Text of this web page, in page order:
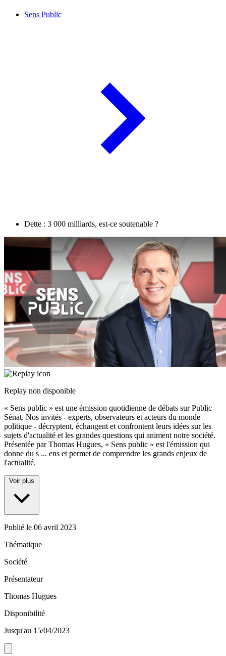
Sens Public
Dette : 3 000 milliards, est-ce soutenable ?
Replay non disponible
« Sens public » est une émission quotidienne de débats sur Public
Sénat. Nos invités - experts, observateurs et acteurs du monde
politique - décryptent, échangent et confrontent leurs idées sur les
sujets d'actualité et les grandes questions qui animent notre société.
Présentée par Thomas Hugues, « Sens public » est l'émission qui
donne du s ... ens et permet de comprendre les grands enjeux de
l'actualité.
Voir plus
Publié le 06 avril 2023
Thématique
Société
Présentateur
Thomas Hugues
Disponibilité
Jusqu'au 15/04/2023